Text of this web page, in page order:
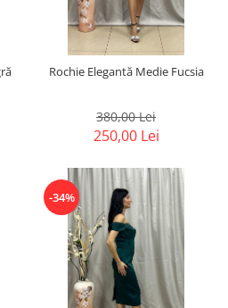
Rochie Elegantă Medie Fucsia
380,00 Lei
250,00 Lei
-34%